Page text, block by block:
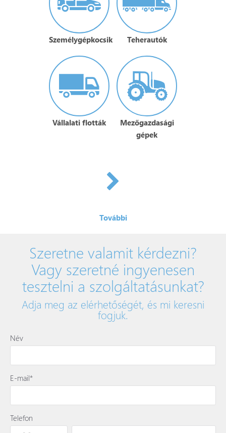
Személygépkocsik Teherautók
Vállalati flották
Mezőgazdasági
gépek
További
Szeretne valamit kérdezni?
Vagy szeretné ingyenesen
tesztelni a szolgáltatásunkat?
Adja meg az elérhetőségét, és mi keresni
fogjuk.
Név
E-mail*
Telefon